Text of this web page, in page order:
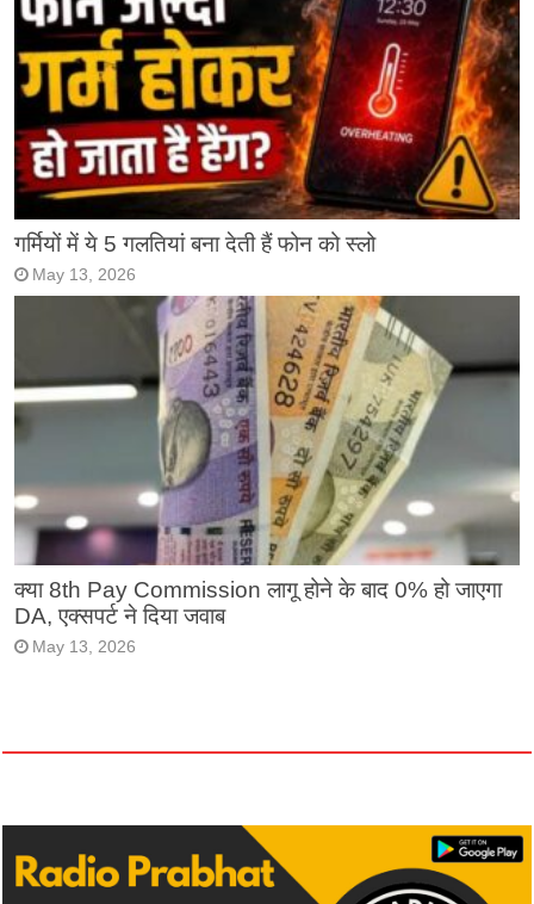
गर्मियों में ये 5 गलतियां बना देती हैं फोन को स्लो
May 13, 2026
क्या 8th Pay Commission लागू होने के बाद 0% हो जाएगा
DA, एक्सपर्ट ने दिया जवाब
May 13, 2026